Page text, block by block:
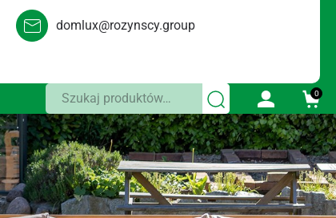
domlux@rozynscy.group
Szukaj: 0